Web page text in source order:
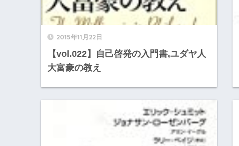
2015年11月22日
【vol.022】自己啓発の入門書,ユダヤ人
大富豪の教え